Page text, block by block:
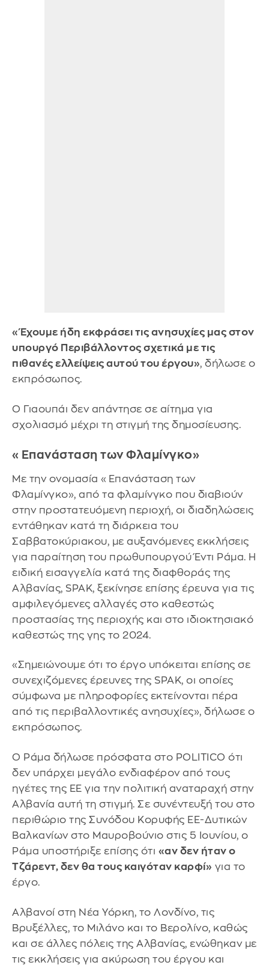
«Έχουμε ήδη εκφράσει τις ανησυχίες μας στον
υπουργό Περιβάλλοντος σχετικά με τις
πιθανές ελλείψεις αυτού του έργου», δήλωσε ο
εκπρόσωπος.
Ο Γιαουπάι δεν απάντησε σε αίτημα για
σχολιασμό μέχρι τη στιγμή της δημοσίευσης.
«Επανάσταση των Φλαμίνγκο»
Με την ονομασία «Επανάσταση των
Φλαμίνγκο», από τα φλαμίνγκο που διαβιούν
στην προστατευόμενη περιοχή, οι διαδηλώσεις
εντάθηκαν κατά τη διάρκεια του
Σαββατοκύριακου, με αυξανόμενες εκκλήσεις
για παραίτηση του πρωθυπουργού Έντι Ράμα. Η
ειδική εισαγγελία κατά της διαφθοράς της
Αλβανίας, SPAK, ξεκίνησε επίσης έρευνα για τις
αμφιλεγόμενες αλλαγές στο καθεστώς
προστασίας της περιοχής και στο ιδιοκτησιακό
καθεστώς της γης το 2024.
«Σημειώνουμε ότι το έργο υπόκειται επίσης σε
συνεχιζόμενες έρευνες της SPAK, οι οποίες
σύμφωνα με πληροφορίες εκτείνονται πέρα
από τις περιβαλλοντικές ανησυχίες», δήλωσε ο
εκπρόσωπος.
Ο Ράμα δήλωσε πρόσφατα στο POLITICO ότι
δεν υπάρχει μεγάλο ενδιαφέρον από τους
ηγέτες της ΕΕ για την πολιτική αναταραχή στην
Αλβανία αυτή τη στιγμή. Σε συνέντευξή του στο
περιθώριο της Συνόδου Κορυφής ΕΕ-Δυτικών
Βαλκανίων στο Μαυροβούνιο στις 5 Ιουνίου, ο
Ράμα υποστήριξε επίσης ότι «αν δεν ήταν ο
Τζάρεντ, δεν θα τους καιγόταν καρφί» για το
έργο.
Αλβανοί στη Νέα Υόρκη, το Λονδίνο, τις
Βρυξέλλες, το Μιλάνο και το Βερολίνο, καθώς
και σε άλλες πόλεις της Αλβανίας, ενώθηκαν με
τις εκκλήσεις για ακύρωση του έργου και